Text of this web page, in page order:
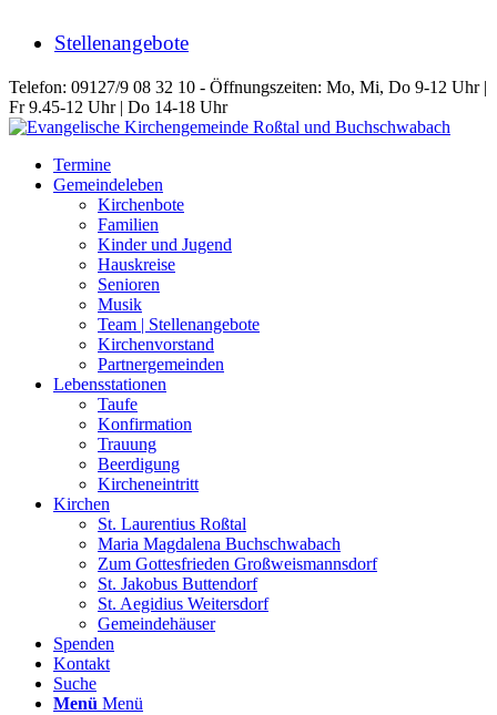
Stellenangebote
Telefon: 09127/9 08 32 10 - Öffnungszeiten: Mo, Mi, Do 9-12 Uhr |
Fr 9.45-12 Uhr | Do 14-18 Uhr
Termine
Gemeindeleben
Kirchenbote
Familien
Kinder und Jugend
Hauskreise
Senioren
Musik
Team | Stellenangebote
Kirchenvorstand
Partnergemeinden
Lebensstationen
Taufe
Konfirmation
Trauung
Beerdigung
Kircheneintritt
Kirchen
St. Laurentius Roßtal
Maria Magdalena Buchschwabach
Zum Gottesfrieden Großweismannsdorf
St. Jakobus Buttendorf
St. Aegidius Weitersdorf
Gemeindehäuser
Spenden
Kontakt
Suche
Menü Menü